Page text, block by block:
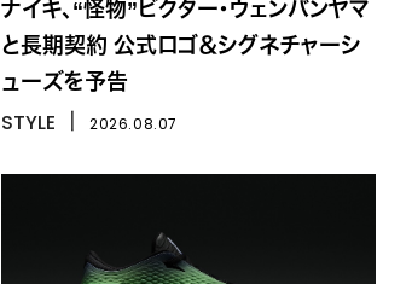
ナイキ、“怪物”ビクター・ウェンバンヤマ
と長期契約 公式ロゴ＆シグネチャーシ
ューズを予告
STYLE 2026.08.07